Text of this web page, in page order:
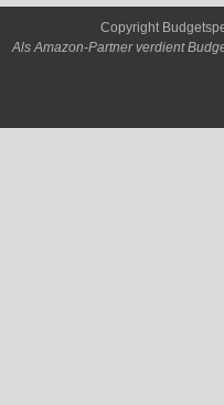
Copyright
Als Amazon-Partner verdient